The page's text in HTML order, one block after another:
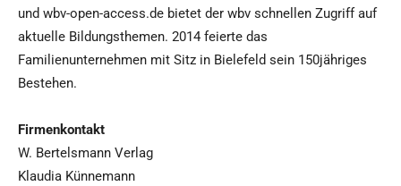
und wbv-open-access.de bietet der wbv schnellen Zugriff auf
aktuelle Bildungsthemen. 2014 feierte das
Familienunternehmen mit Sitz in Bielefeld sein 150jähriges
Bestehen.
Firmenkontakt
W. Bertelsmann Verlag
Klaudia Künnemann